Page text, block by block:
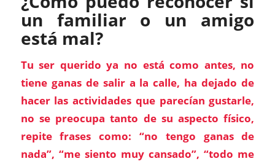
un familiar o un amigo
está mal?
Tu ser querido ya no está como antes, no
tiene ganas de salir a la calle, ha dejado de
hacer las actividades que parecían gustarle,
no se preocupa tanto de su aspecto físico,
repite frases como: “no tengo ganas de
nada”, “me siento muy cansado”, “todo me